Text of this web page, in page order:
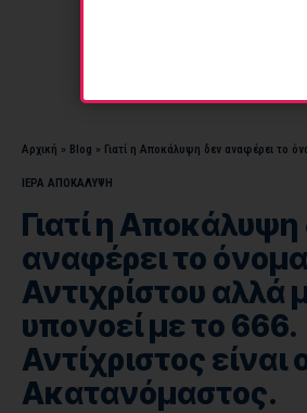
Αρχική » Blog » Γιατί η Αποκάλυψη δεν αναφέρει το όνομα του Αντιχρίστου αλλά μόνο το
ΙΕΡΑ ΑΠΟΚΑΛΥΨΗ
Γιατί η
αναφέρει το
Αντιχρίστου αλλά
υπονοεί με το 666.
Αντίχριστος είναι
Ακατανόμαστος.